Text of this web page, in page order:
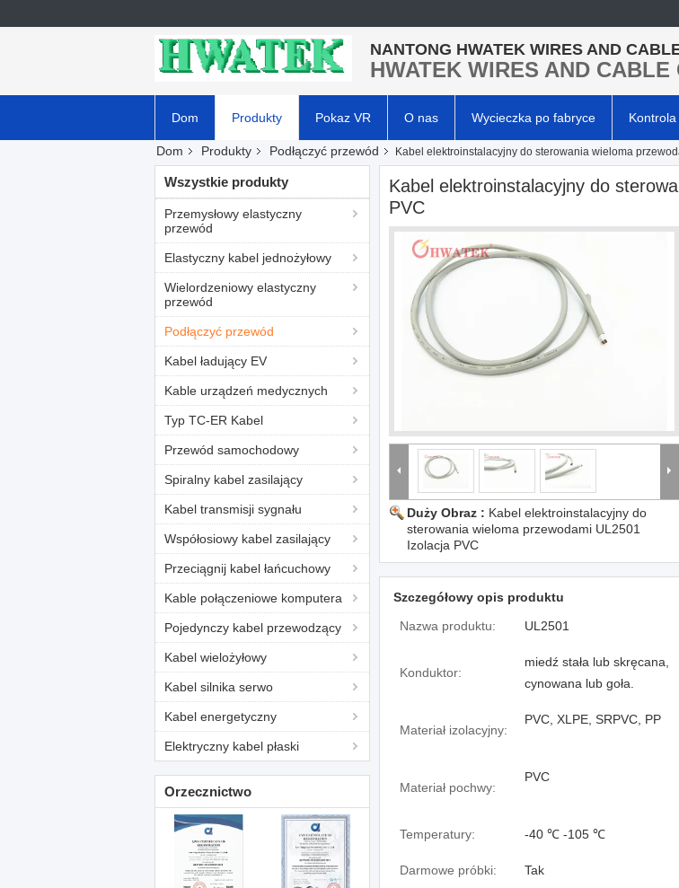
NANTONG HWATEK WIRES AND
HWATEK WIRES AND CABLE
Dom Produkty Pokaz VR O nas Wycieczka po fabryce
Dom Produkty Podłączyć przewód Kabel elektroinstalacyjny do sterowania wieloma
Wszystkie produkty
Przemysłowy elastyczny
przewód
Elastyczny kabel jednożyłowy
Wielordzeniowy elastyczny
przewód
Podłączyć przewód
Kabel ładujący EV
Kable urządzeń medycznych
Typ TC-ER Kabel
Przewód samochodowy
Spiralny kabel zasilający
Kabel transmisji sygnału
Współosiowy kabel zasilający
Przeciągnij kabel łańcuchowy
Kable połączeniowe komputera
Pojedynczy kabel przewodzący
Kabel wielożyłowy
Kabel silnika serwo
Kabel energetyczny
Elektryczny kabel płaski
Orzecznictwo
Kabel elektroinstalacyjny do
PVC
Duży Obraz : Kabel elektroinstalacyjny do
sterowania wieloma przewodami UL2501
Izolacja PVC
Szczegółowy opis produktu
Nazwa produktu:
UL2501
Konduktor:
miedź stała lub skręcana,
cynowana lub goła.
Materiał izolacyjny:
PVC, XLPE, SRPVC, PP
Materiał pochwy:
PVC
Temperatury: -40 ℃ -105 ℃
Darmowe próbki: Tak